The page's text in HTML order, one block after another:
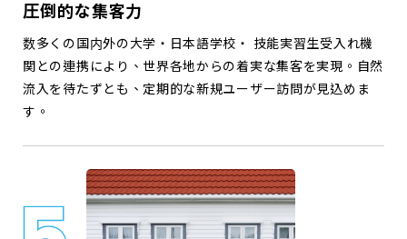
圧倒的な集客力
数多くの国内外の大学・日本語学校・ 技能実習生受入れ機
関との連携により、世界各地からの着実な集客を実現。自然
流入を待たずとも、定期的な新規ユーザー訪問が見込めま
す。